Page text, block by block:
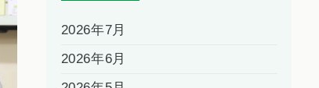
2026年7月
2026年6月